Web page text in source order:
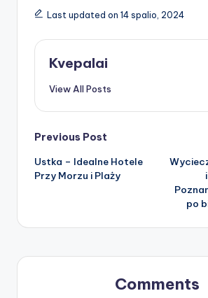
Last updated on 14 spalio, 2024
Kvepalai
View All Posts
Post
navigation
Previous Post
Ustka – Idealne Hotele
Przy Morzu i Plaży
po
Comments